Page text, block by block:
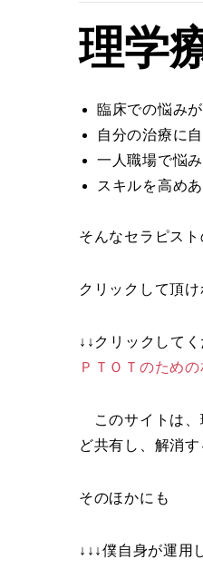
理学
臨床での悩み
自分の治療に
一人職場で悩
スキルを高め
そんなセラピス
クリックして頂
↓↓クリックしてく
ＰＴＯＴのための
このサイトは、
ど共有し、解消
そのほかにも
↓↓↓僕自身が運用